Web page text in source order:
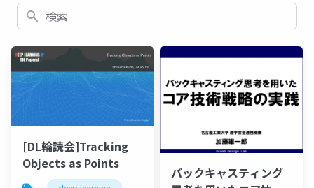
検索
[DL輪読会]Tracking
Objects as Points
バックキャスティング